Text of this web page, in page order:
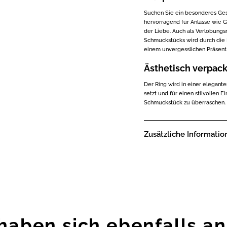
Suchen Sie ein besonderes
hervorragend für Anlässe wie
der Liebe. Auch als
Schmuckstücks wird durch
einem unvergesslichen Präsent.
Ästhetisch
Der Ring wird in einer
setzt und für einen stilvollen
Schmuckstück zu überraschen.
Zusätzliche